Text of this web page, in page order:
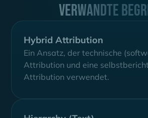
Verwandte
Hybrid Attribution
Ein Ansatz, der technische
Attribution und eine
Attribution verwendet.